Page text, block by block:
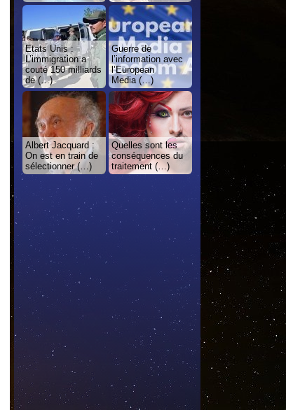
Etats Unis :
L’immigration a
couté 150 milliards
de (…)
Guerre de
l’information avec
l’European
Media (…)
Albert Jacquard :
On est en train de
sélectionner (…)
Quelles sont les
conséquences du
traitement (…)